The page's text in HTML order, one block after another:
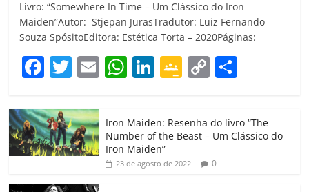
Livro: “Somewhere In Time – Um Clássico do Iron
Maiden”Autor: Stjepan JurasTradutor: Luiz Fernando
Souza SpósitoEditora: Estética Torta – 2020Páginas:
F
c
e
b
o
T
itt
er
E W
at
s
A
Li
e
dI
G
gl
e
Cl
C
p
y
Li
m
p
Iron Maiden: Resenha do livro “The
Number of the Beast – Um Clássico do
Iron Maiden”
23 de agosto de 2022 0